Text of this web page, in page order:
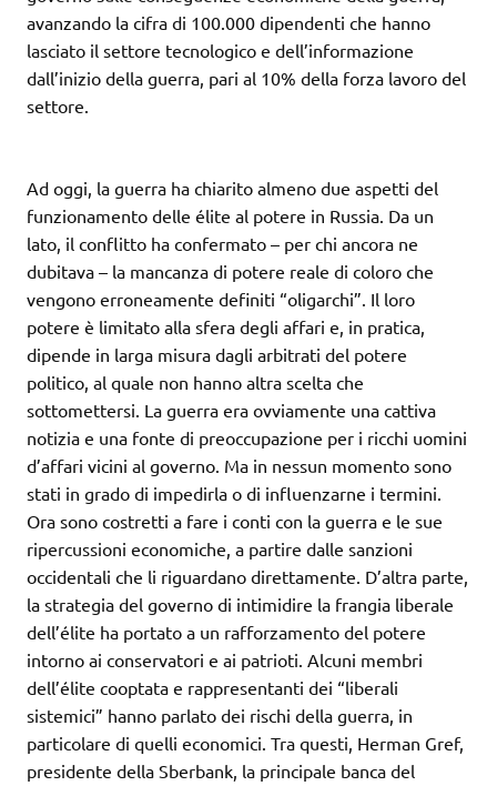
avanzando la cifra di 100.000 dipendenti che hanno
lasciato il settore tecnologico e dell’informazione
dall’inizio della guerra, pari al 10% della forza lavoro del
settore.
Ad oggi, la guerra ha chiarito almeno due aspetti del
funzionamento delle élite al potere in Russia. Da un
lato, il conflitto ha confermato – per chi ancora ne
dubitava – la mancanza di potere reale di coloro che
vengono erroneamente definiti “oligarchi”. Il loro
potere è limitato alla sfera degli affari e, in pratica,
dipende in larga misura dagli arbitrati del potere
politico, al quale non hanno altra scelta che
sottomettersi. La guerra era ovviamente una cattiva
notizia e una fonte di preoccupazione per i ricchi uomini
d’affari vicini al governo. Ma in nessun momento sono
stati in grado di impedirla o di influenzarne i termini.
Ora sono costretti a fare i conti con la guerra e le sue
ripercussioni economiche, a partire dalle sanzioni
occidentali che li riguardano direttamente. D’altra parte,
la strategia del governo di intimidire la frangia liberale
dell’élite ha portato a un rafforzamento del potere
intorno ai conservatori e ai patrioti. Alcuni membri
dell’élite cooptata e rappresentanti dei “liberali
sistemici” hanno parlato dei rischi della guerra, in
particolare di quelli economici. Tra questi, Herman Gref,
presidente della Sberbank, la principale banca del